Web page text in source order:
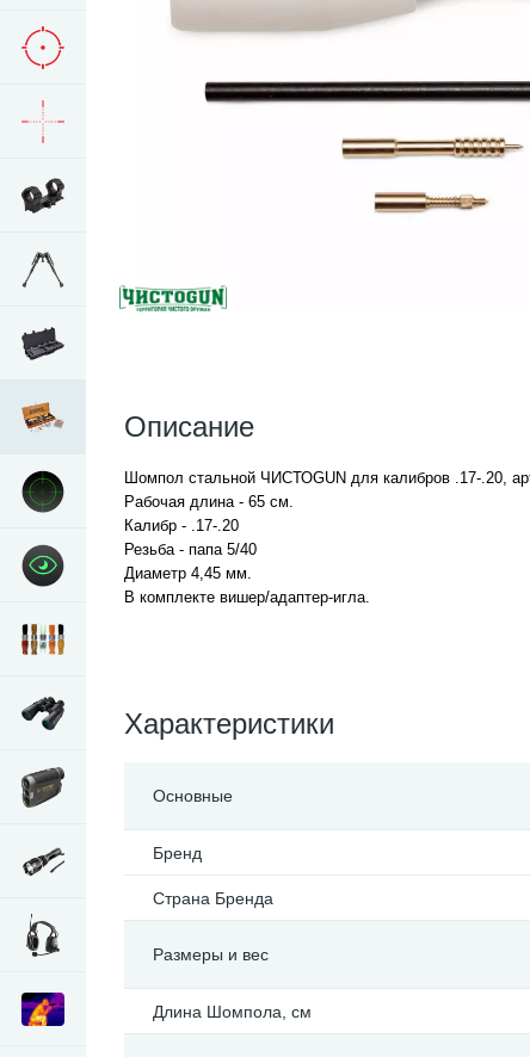
Описание
Шомпол стальной ЧИСТОGUN для калибров .17-.20,
Рабочая длина - 65 см.
Калибр - .17-.20
Резьба - папа 5/40
Диаметр 4,45 мм.
В комплекте вишер/адаптер-игла.
Характеристики
Основные
Бренд
Страна Бренда
Размеры и вес
Длина Шомпола, см